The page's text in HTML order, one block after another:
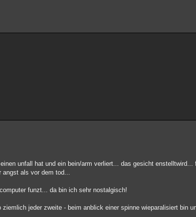
unfall hat und ein bein/arm verliert... das gesicht
angst als vor dem tod...
funzt... da bin ich sehr nostalgisch!
jeder zweite - beim anblick einer spinne wieparalisiert bin